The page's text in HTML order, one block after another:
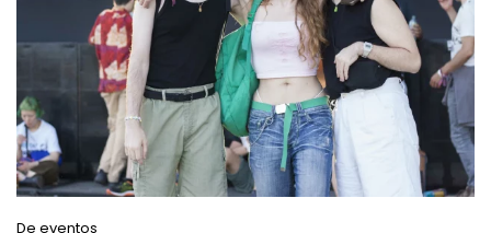
De eventos